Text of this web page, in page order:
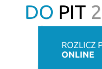
DO PIT